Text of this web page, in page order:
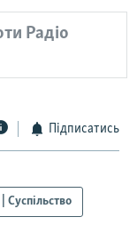
Радіо
Підписатись
Суспільство